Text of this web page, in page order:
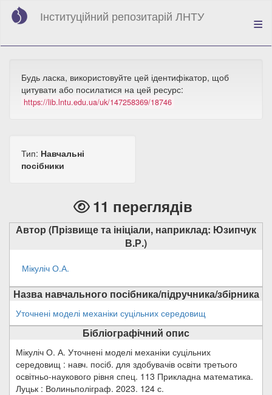
Перейти
вмісту
Інституційний репозитарій ЛНТУ
Будь ласка, використовуйте цей ідентифікатор, щоб
цитувати або посилатися на цей ресурс:
https://lib.lntu.edu.ua/uk/147258369/18746
Тип: Навчальні
посібники
11 переглядів
Автор (Прізвище та ініціали, наприклад: Юзипчук
В.Р.)
Мікуліч О.А.
Назва навчального посібника/підручника/збірника
Уточнені моделі механіки суцільних середовищ
Бібліографічний опис
Мікуліч О. А. Уточнені моделі механіки суцільних
середовищ : навч. посіб. для здобувачів освіти третього
освітньо-наукового рівня спец. 113 Прикладна математика.
Луцьк : Волиньполіграф. 2023. 124 с.